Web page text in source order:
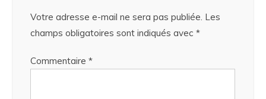
Votre adresse e-mail ne sera pas publiée. Les
champs obligatoires sont indiqués avec *
Commentaire *